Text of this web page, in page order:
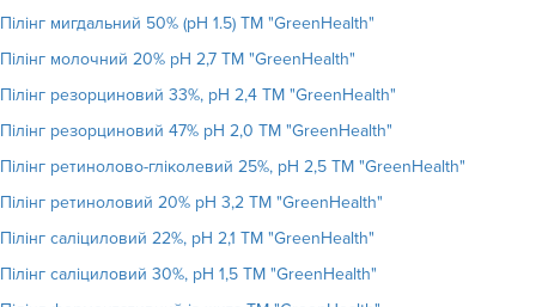
Пілінг мигдальний 50% (рН 1.5) ТМ "GreenHealth"
Пілінг молочний 20% рН 2,7 ТМ "GreenHealth"
Пілінг резорциновий 33%, рН 2,4 ТМ "GreenHealth"
Пілінг резорциновий 47% рН 2,0 ТМ "GreenHealth"
Пілінг ретинолово-гліколевий 25%, рН 2,5 ТМ "GreenHealth"
Пілінг ретиноловий 20% рН 3,2 ТМ "GreenHealth"
Пілінг саліциловий 22%, рН 2,1 ТМ "GreenHealth"
Пілінг саліциловий 30%, рН 1,5 ТМ "GreenHealth"